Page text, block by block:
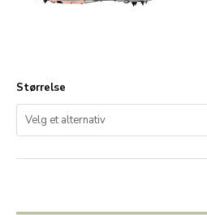
Størrelse